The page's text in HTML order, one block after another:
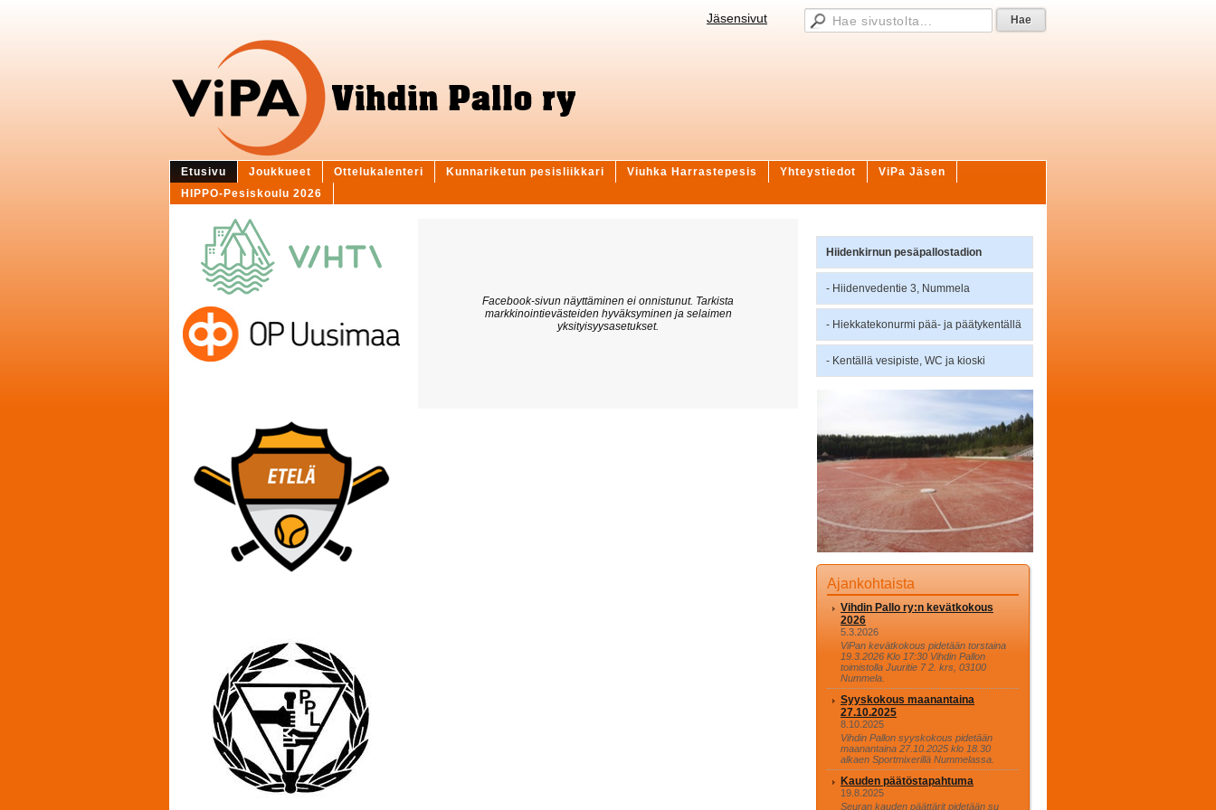
Jäsensivut
Etusivu Joukkueet Ottelukalenteri Kunnariketun pesisliikkari Viuhka Harrastepesis Yhteystiedot
ViPa Jäsen
HIPPO-Pesiskoulu 2026
Hiidenkirnun pesäpallostadion
- Hiidenvedentie 3, Nummela
- Hiekkatekonurmi pää- ja päätykentällä
- Kentällä vesipiste, WC ja kioski
Ajankohtaista
Vihdin Pallo ry:n kevätkokous
2026
5.3.2026
ViPan kevätkokous pidetään torstaina
19.3.2026 Klo 17:30 Vihdin Pallon
toimistolla Juuritie 7 2. krs, 03100
Nummela.
Syyskokous maanantaina
27.10.2025
8.10.2025
Vihdin Pallon syyskokous pidetään
maanantaina 27.10.2025 klo 18.30
alkaen Sportmixerillä Nummelassa.
Kauden päätöstapahtuma
19.8.2025
Seuran kauden päättärit pidetään su
Facebook-sivun näyttäminen ei onnistunut. Tarkista
markkinointievästeiden hyväksyminen ja selaimen
yksityisyysasetukset.